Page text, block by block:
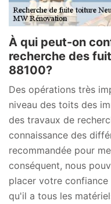
À qui peut-on
recherche des
88100?
Des opérations très
niveau des toits des
des travaux de
connaissance des
recommandée pour
conséquent, nous
placer votre confiance
qu'il a tous les